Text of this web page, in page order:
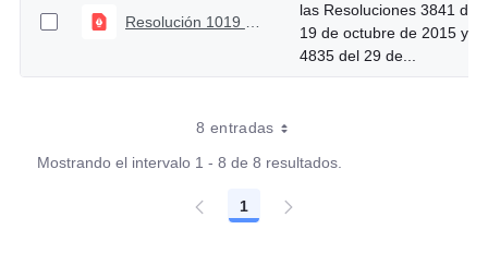
las Resoluciones 3841 de
19 de octubre de 2015 y
4835 del 29 de...
8 entradas
Mostrando el intervalo 1 - 8 de 8 resultados.
Página
1